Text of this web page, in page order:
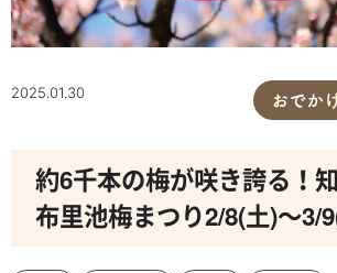
2025.01.30 おでか
約6千本の梅が咲き誇る！
布里池梅まつり2/8(土)～3/